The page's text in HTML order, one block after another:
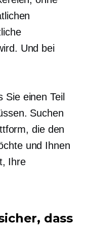
Und bei
Sie einen Teil
Suchen
die den
und Ihnen
Ihre
dass